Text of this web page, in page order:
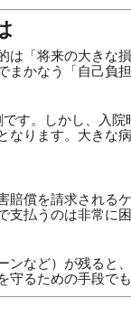
は「将来の大きな
まかなう「自己負
す。しかし、入
なります。大きな
賠償を請求される
支払うのは非常に
ンなど）が残ると
守るための手段で